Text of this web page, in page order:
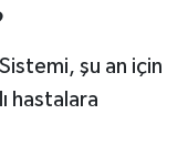
şu an için
hastalara